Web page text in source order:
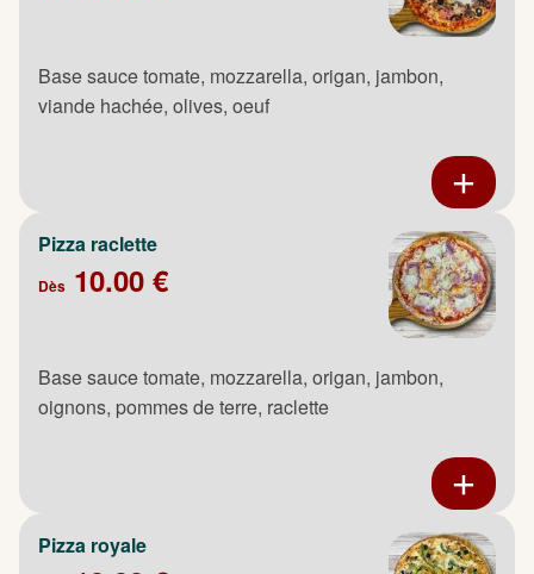
Base sauce tomate, mozzarella, origan, jambon,
viande hachée, olives, oeuf
Pizza raclette
Dès 10.00 €
Base sauce tomate, mozzarella, origan, jambon,
oignons, pommes de terre, raclette
Pizza royale